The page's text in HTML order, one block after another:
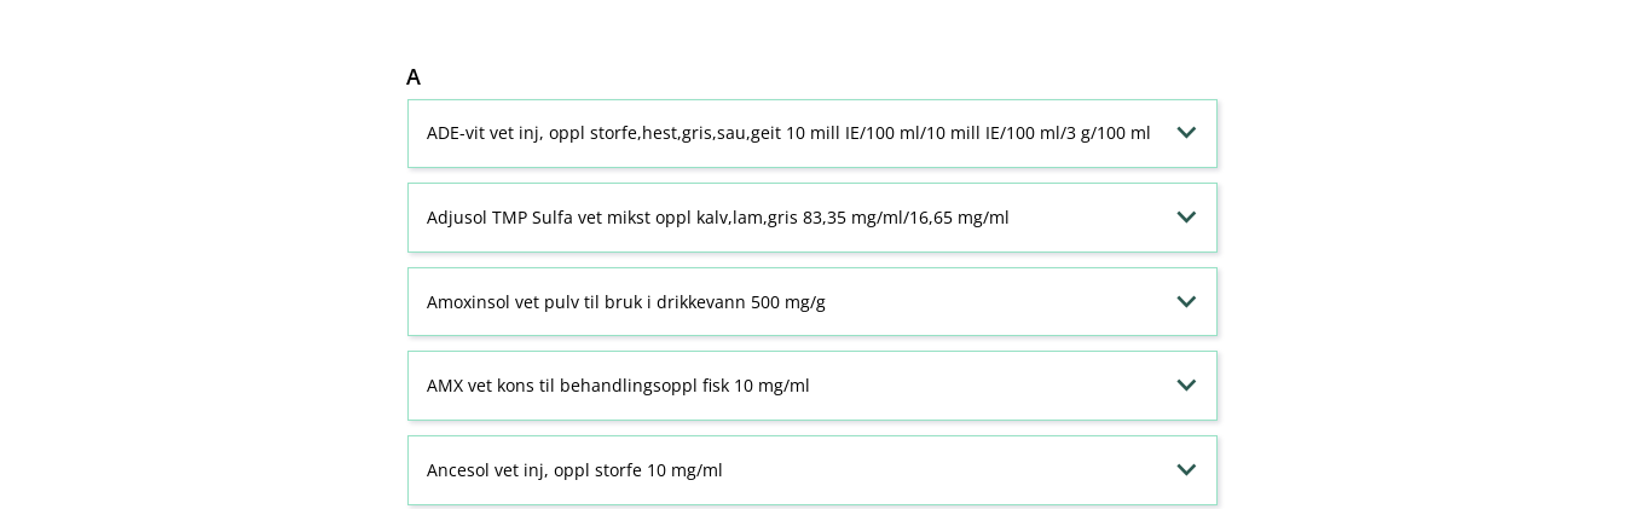
A
ADE-vit vet inj, oppl storfe,hest,gris,sau,geit 10 mill IE/100 ml/10 mill IE/100 ml/3 g/100 ml
Adjusol TMP Sulfa vet mikst oppl kalv,lam,gris 83,35 mg/ml/16,65 mg/ml
Amoxinsol vet pulv til bruk i drikkevann 500 mg/g
AMX vet kons til behandlingsoppl fisk 10 mg/ml
Ancesol vet inj, oppl storfe 10 mg/ml